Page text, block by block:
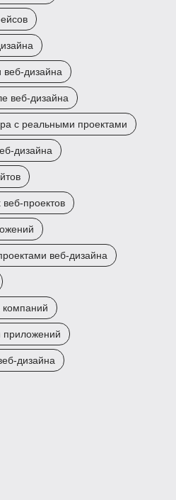
веб-дизайна
веб-дизайна
с реальными проектами
дизайна
веб-проектов
веб-дизайна
компаний
приложений
дизайна